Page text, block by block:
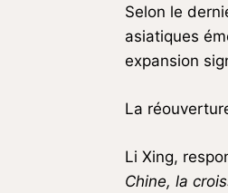
Selon le
asiatiques
expansion
La
Li Xing,
Chine, la